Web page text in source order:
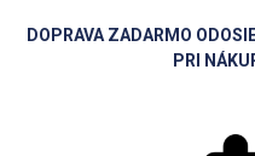
DOPRAVA ZADARMO
PRI